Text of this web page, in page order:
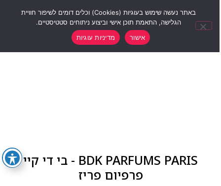
BDK PARFUMS PARIS - בי די קיי
פרפיום פריז
באתר נעשה שימוש בעוגיות (Cookies) וכלים דומים לשיפור חוויית
הגלישה, התאמת תוכן אישי וביצוע ניתוחים סטטיסטיים.
אישור
מדיניות עוגיות